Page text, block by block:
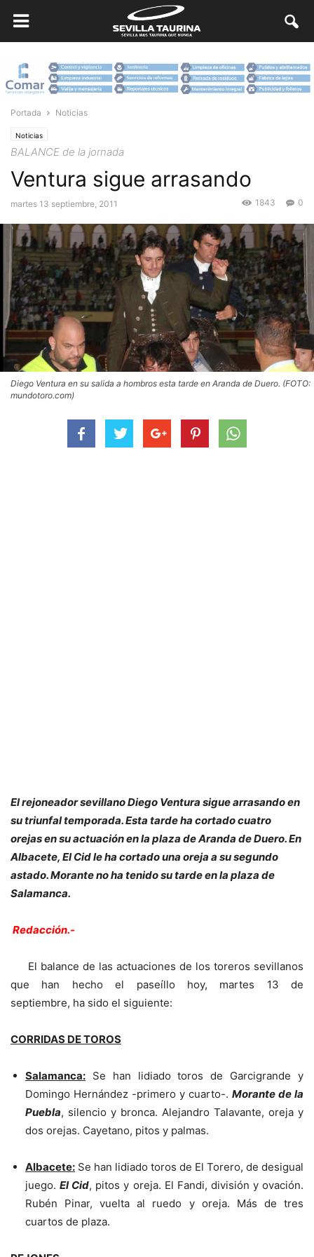
Portada Noticias
Noticias
BALANCE de la jornada
Ventura sigue arrasando
martes 13 septiembre, 2011 0
1843
Diego Ventura en su salida a hombros esta tarde en Aranda de Duero. (FOTO:
mundotoro.com)
El rejoneador sevillano Diego Ventura sigue arrasando en
su triunfal temporada. Esta tarde ha cortado cuatro
orejas en su actuación en la plaza de Aranda de Duero. En
Albacete, El Cid le ha cortado una oreja a su segundo
astado. Morante no ha tenido su tarde en la plaza de
Salamanca.
Redacción.-
El balance de las actuaciones de los toreros sevillanos
que han hecho el paseíllo hoy, martes 13 de
septiembre, ha sido el siguiente:
CORRIDAS DE TOROS
Salamanca: Se han lidiado toros de Garcigrande y
Domingo Hernández -primero y cuarto-. Morante de la
Puebla, silencio y bronca. Alejandro Talavante, oreja y
dos orejas. Cayetano, pitos y palmas.
Albacete: Se han lidiado toros de El Torero, de desigual
juego.El Cid, pitos y oreja. El Fandi, división y ovación.
Rubén Pinar, vuelta al ruedo y oreja. Más de tres
cuartos de plaza.